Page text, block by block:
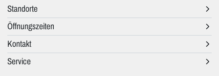
Standorte
Öffnungszeiten
Kontakt
Service